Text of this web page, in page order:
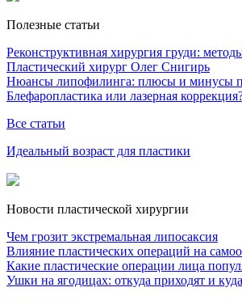
Полезные статьи
Реконструктивная хирургия груди:
Пластический хирург Олег Снигирь
Нюансы липофилинга: плюсы и минусы
Блефаропластика или лазерная
Все статьи
Идеальный возраст для пластики
Новости пластической хирургии
Чем грозит экстремальная липосаксия
Влияние пластических операций на
Какие пластические операции лица
Ушки на ягодицах: откуда приходят и